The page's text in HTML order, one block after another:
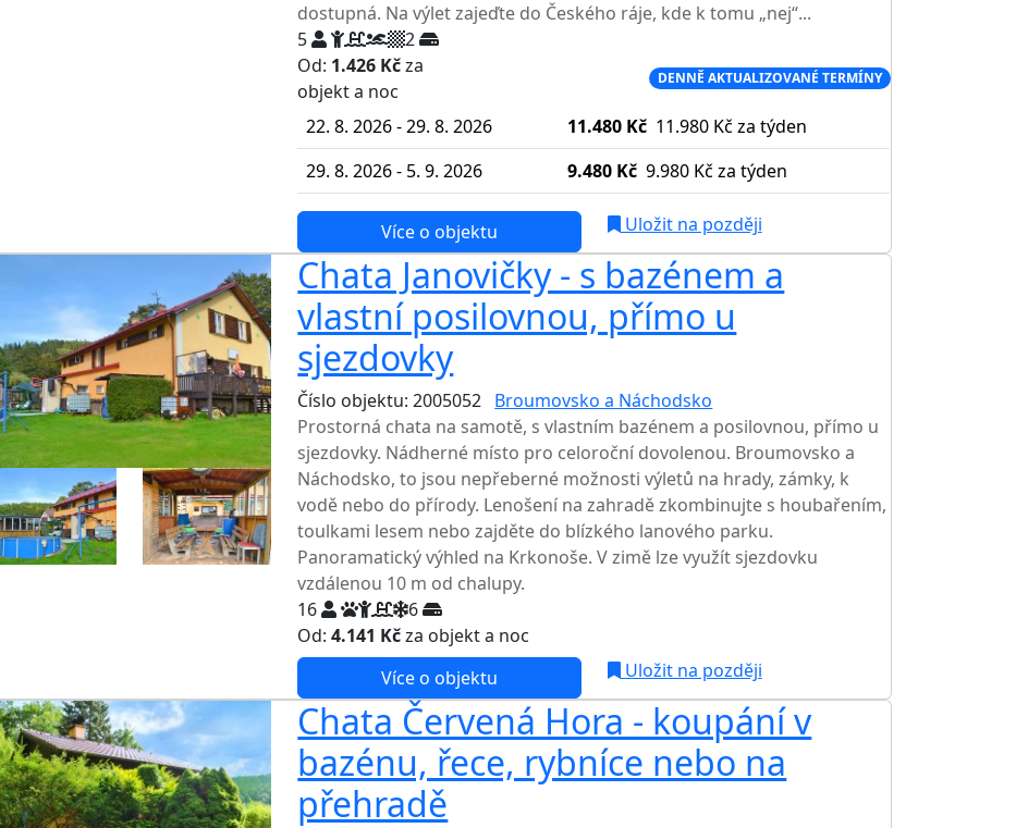
dostupná. Na výlet zajeďte do Českého ráje, kde k tomu „nej“...
5
2
Od: 1.426 Kčza
objekt a noc
DENNĚ AKTUALIZOVANÉ TERMÍNY
22. 8. 2026 - 29. 8. 2026 11.480 Kč 11.980 Kč za týden
29. 8. 2026 - 5. 9. 2026
9.480 Kč 9.980 Kč za týden
Více o objektu Uložit na později
Chata Janovičky - s bazénem a
vlastní posilovnou, přímo u
sjezdovky
Číslo objektu: 2005052 Broumovsko a Náchodsko
Prostorná chata na samotě, s vlastním bazénem a posilovnou, přímo u
sjezdovky. Nádherné místo pro celoroční dovolenou. Broumovsko a
Náchodsko, to jsou nepřeberné možnosti výletů na hrady, zámky, k
vodě nebo do přírody. Lenošení na zahradě zkombinujte s houbařením,
toulkami lesem nebo zajděte do blízkého lanového parku.
Panoramatický výhled na Krkonoše. V zimě lze využít sjezdovku
vzdálenou 10 m od chalupy.
16
6
Od:4.141 Kčza objekt a noc
Více o objektu
Uložit na později
Chata Červená Hora - koupání v
bazénu, řece, rybníce nebo na
přehradě